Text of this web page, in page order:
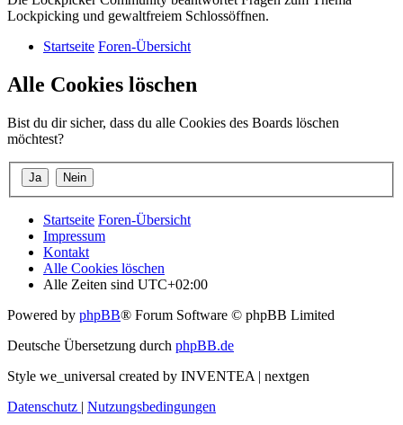
Lockpicking und gewaltfreiem Schlossöffnen.
Startseite Foren-Übersicht
Alle Cookies löschen
Bist du dir sicher, dass du alle Cookies des Boards löschen
möchtest?
Startseite Foren-Übersicht
Impressum
Kontakt
Alle Cookies löschen
Alle Zeiten sind UTC+02:00
Powered by phpBB® Forum Software © phpBB Limited
Deutsche Übersetzung durch phpBB.de
Style we_universal created by INVENTEA | nextgen
Datenschutz | Nutzungsbedingungen